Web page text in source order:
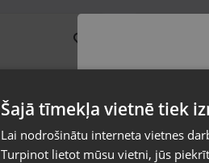
valsti
Vietnes
Šajā tīmekļa vietnē tiek
Lai nodrošinātu interneta vietnes
Turpinot lietot mūsu vietni, jūs